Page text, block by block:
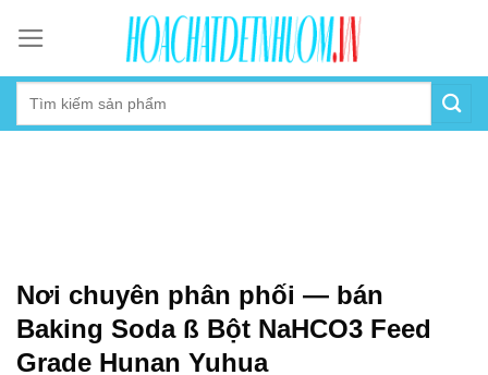
content
Nơi chuyên phân phối — bán
Baking Soda ß Bột NaHCO3 Feed
Grade Hunan Yuhua